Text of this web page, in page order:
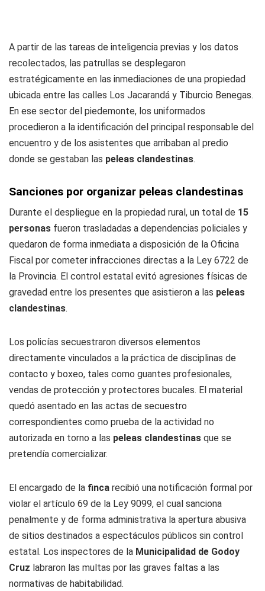
A partir de las tareas de inteligencia previas y los datos
recolectados, las patrullas se desplegaron
estratégicamente en las inmediaciones de una propiedad
ubicada entre las calles Los Jacarandá y Tiburcio Benegas.
En ese sector del piedemonte, los uniformados
procedieron a la identificación del principal responsable del
encuentro y de los asistentes que arribaban al predio
donde se gestaban las peleas clandestinas.
Sanciones por organizar peleas clandestinas
Durante el despliegue en la propiedad rural, un total de 15
personas fueron trasladadas a dependencias policiales y
quedaron de forma inmediata a disposición de la Oficina
Fiscal por cometer infracciones directas a la Ley 6722 de
la Provincia. El control estatal evitó agresiones físicas de
gravedad entre los presentes que asistieron a las peleas
clandestinas.
Los policías secuestraron diversos elementos
directamente vinculados a la práctica de disciplinas de
contacto y boxeo, tales como guantes profesionales,
vendas de protección y protectores bucales. El material
quedó asentado en las actas de secuestro
correspondientes como prueba de la actividad no
autorizada en torno a las peleas clandestinas que se
pretendía comercializar.
El encargado de la finca recibió una notificación formal por
violar el artículo 69 de la Ley 9099, el cual sanciona
penalmente y de forma administrativa la apertura abusiva
de sitios destinados a espectáculos públicos sin control
estatal. Los inspectores de la Municipalidad de Godoy
Cruz labraron las multas por las graves faltas a las
normativas de habitabilidad.